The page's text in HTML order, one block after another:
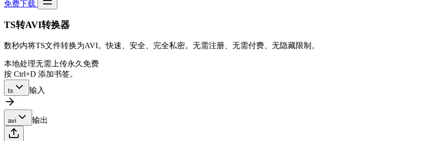
免费下载
TS转AVI转换器
数秒内将TS文件转换为AVI。快速、安全、完全私密。无需注册、无需付费、无隐藏限制。
本地处理无需上传永久免费
按 Ctrl+D 添加书签。
ts 输入
avi 输出